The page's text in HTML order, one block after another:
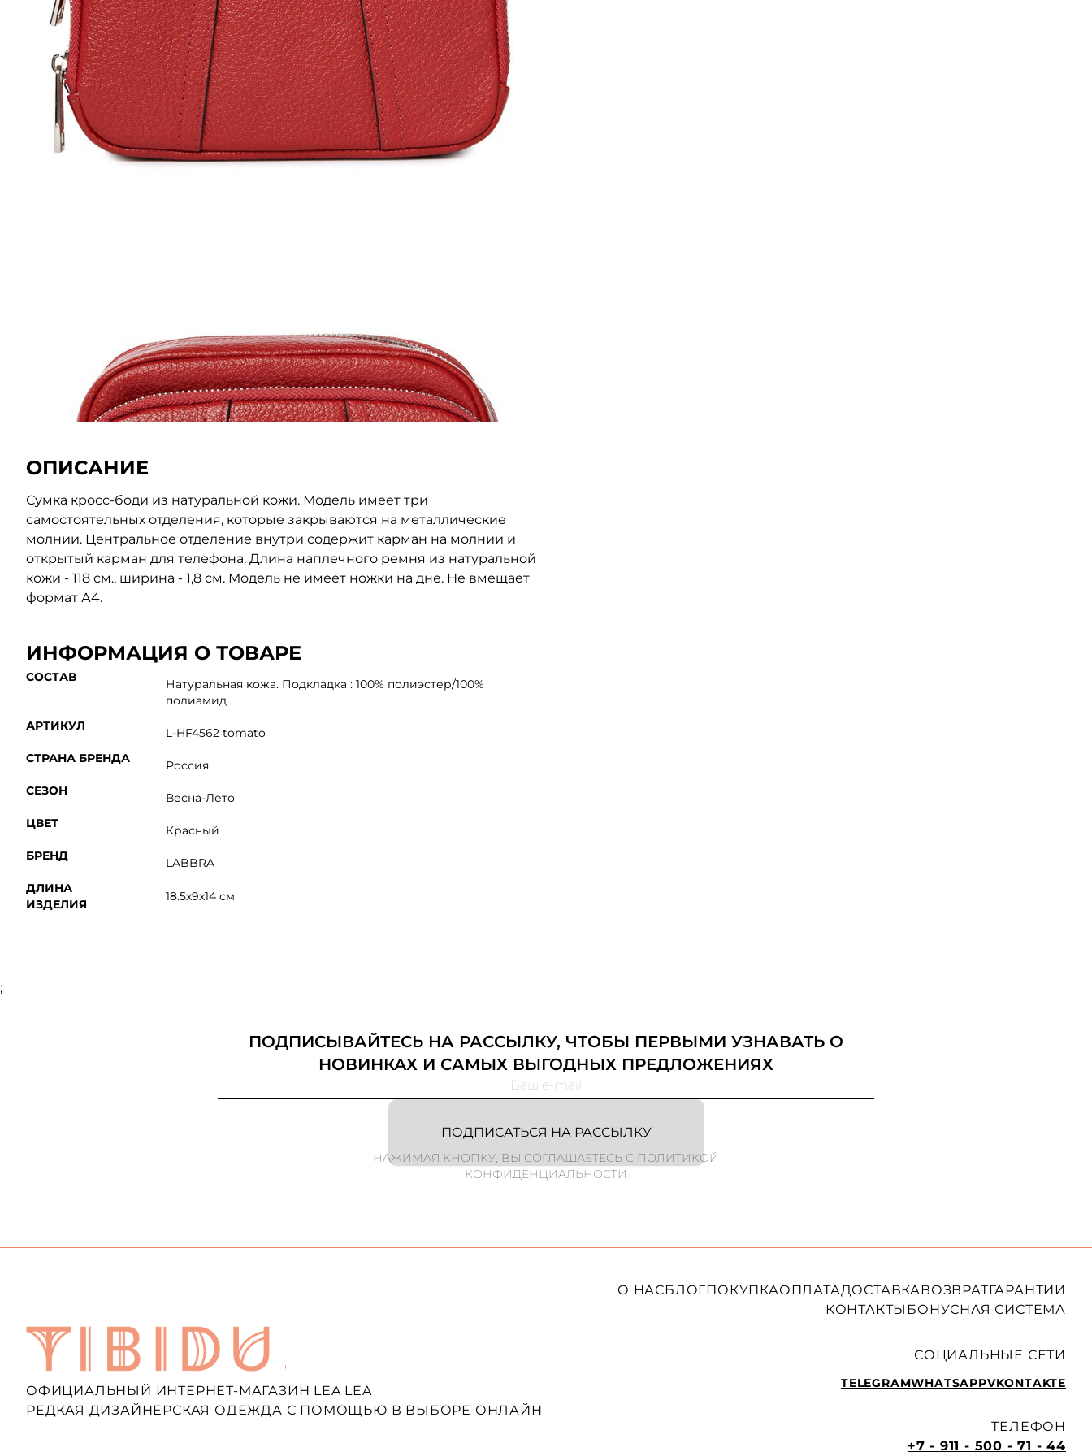
ОПИСАНИЕ
Сумка кросс-боди из натуральной кожи. Модель имеет три
самостоятельных отделения, которые закрываются на металлические
молнии. Центральное отделение внутри содержит карман на молнии и
открытый карман для телефона. Длина наплечного ремня из натуральной
кожи - 118 см., ширина - 1,8 см. Модель не имеет ножки на дне. Не вмещает
формат А4.
ИНФОРМАЦИЯ О ТОВАРЕ
СОСТАВ
Натуральная кожа. Подкладка : 100% полиэстер/100%
полиамид
АРТИКУЛ
L-HF4562 tomato
СТРАНА БРЕНДА
Россия
СЕЗОН
Весна-Лето
ЦВЕТ
Красный
БРЕНД
LABBRA
ДЛИНА
ИЗДЕЛИЯ
18.5х9х14 см
;
ПОДПИСЫВАЙТЕСЬ НА РАССЫЛКУ, ЧТОБЫ ПЕРВЫМИ УЗНАВАТЬ О
НОВИНКАХ И САМЫХ ВЫГОДНЫХ ПРЕДЛОЖЕНИЯХ
ПОДПИСАТЬСЯ НА РАССЫЛКУ
НАЖИМАЯ КНОПКУ, ВЫ СОГЛАШАЕТЕСЬ С ПОЛИТИКОЙ
КОНФИДЕНЦИАЛЬНОСТИ
ОФИЦИАЛЬНЫЙ ИНТЕРНЕТ-МАГАЗИН LEA LEA
РЕДКАЯ ДИЗАЙНЕРСКАЯ ОДЕЖДА С ПОМОЩЬЮ В ВЫБОРЕ ОНЛАЙН
О НАСБЛОГПОКУПКАОПЛАТАДОСТАВКАВОЗВРАТГАРАНТИИ
КОНТАКТЫ БОНУСНАЯ СИСТЕМА
СОЦИАЛЬНЫЕ СЕТИ
TELEGRAMWHATSAPPVKONTAKTE
ТЕЛЕФОН
+7 - 911 - 500 - 71 - 44